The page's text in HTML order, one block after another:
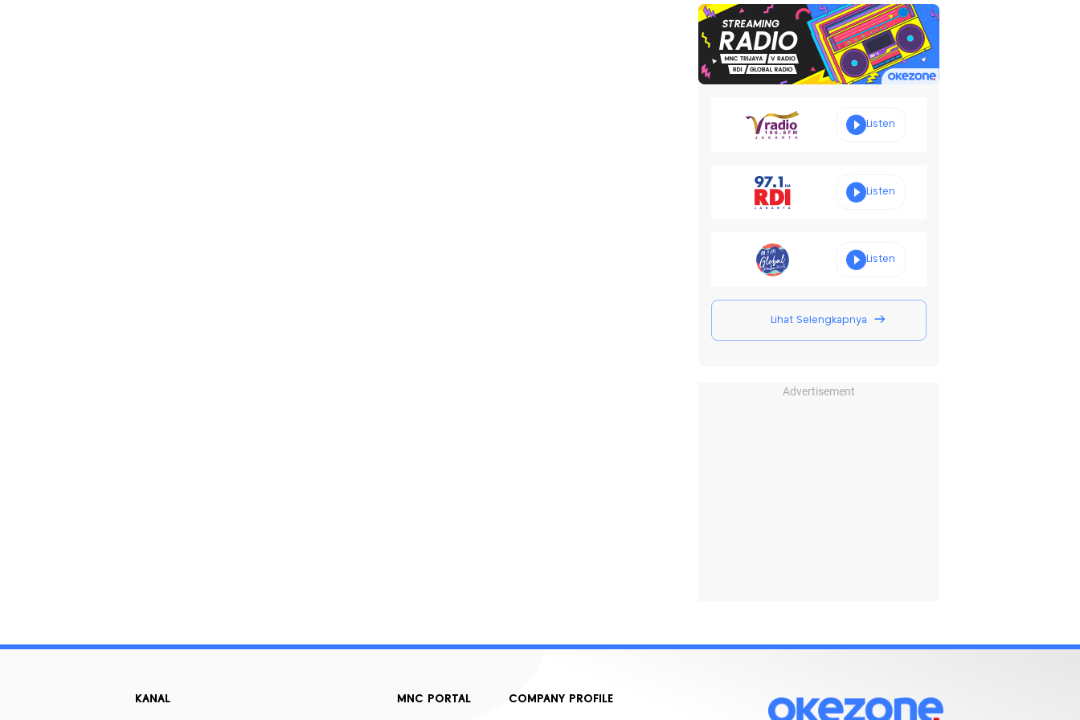
Listen
Listen
Listen
Lihat Selengkapnya
Advertisement
KANAL MNC PORTAL COMPANY PROFILE